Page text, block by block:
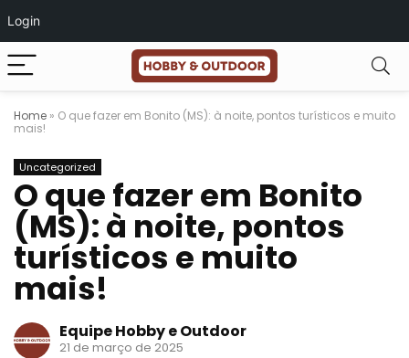
Login
Home » O que fazer em Bonito (MS): à noite, pontos turísticos e muito
mais!
Uncategorized
O que fazer em Bonito
(MS): à noite, pontos
turísticos e muito
mais!
Equipe Hobby e Outdoor
21 de março de 2025